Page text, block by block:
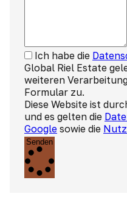
Ich habe die
Global Riel Estate
weiteren
Formular zu.
Diese Website ist
und es gelten die
Google sowie die
Senden